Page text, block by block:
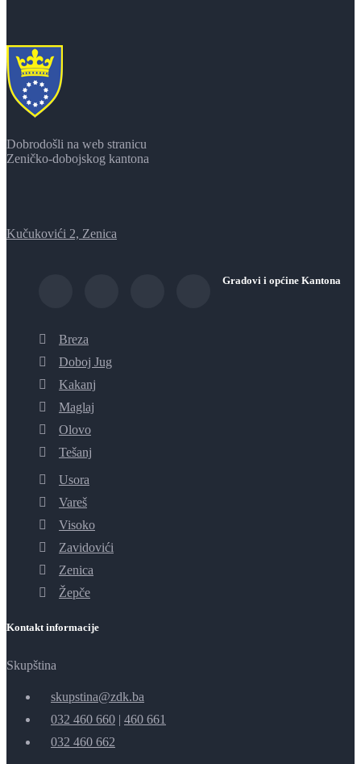
Dobrodošli na web stranicu
Zeničko-dobojskog kantona
Kučukovići 2, Zenica
Gradovi i općine Kantona
Breza
Doboj Jug
Kakanj
Maglaj
Olovo
Tešanj
Usora
Vareš
Visoko
Zavidovići
Zenica
Žepče
Kontakt informacije
Skupština
skupstina@zdk.ba
032 460 660 | 460 661
032 460 662